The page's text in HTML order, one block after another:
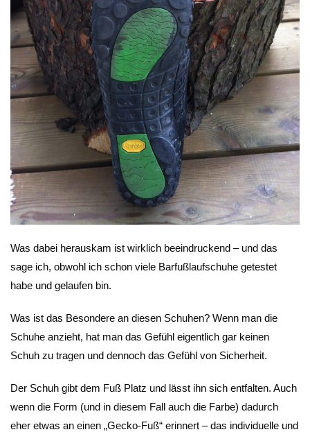
Was dabei herauskam ist wirklich beeindruckend – und das
sage ich, obwohl ich schon viele Barfußlaufschuhe getestet
habe und gelaufen bin.
Was ist das Besondere an diesen Schuhen? Wenn man die
Schuhe anzieht, hat man das Gefühl eigentlich gar keinen
Schuh zu tragen und dennoch das Gefühl von Sicherheit.
Der Schuh gibt dem Fuß Platz und lässt ihn sich entfalten. Auch
wenn die Form (und in diesem Fall auch die Farbe) dadurch
eher etwas an einen „Gecko-Fuß“ erinnert – das individuelle und